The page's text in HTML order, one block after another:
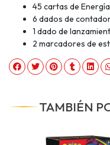
45 cartas de Energía
6 dados de
1 dado de
2 marcadores de
TAMBIÉN